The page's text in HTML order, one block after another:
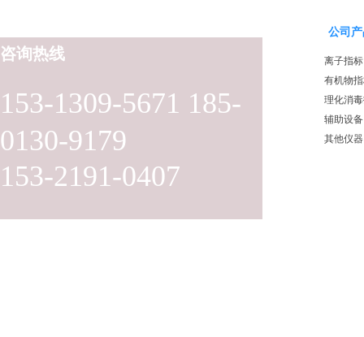
153-1309-5671 185-
0130-9179
153-2191-0407
咨询热线
公司
离子指标
有机物
理化消
辅助设备
其他仪器